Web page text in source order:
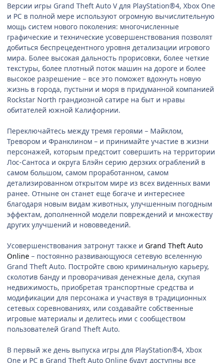
Версии игры Grand Theft Auto V для PlayStation®4, Xbox One
и PC в полной мере используют огромную вычислительную
мощь систем нового поколения: многочисленные
графические и технические усовершенствования позволят
добиться беспрецедентного уровня детализации игрового
мира. Более высокая дальность прорисовки, более четкие
текстуры, более плотный поток машин на дороге и более
высокое разрешение – все это поможет вдохнуть новую
жизнь в города, пустыни и моря в придуманной компанией
Rockstar North грандиозной сатире на быт и нравы
обитателей южной Калифорнии.
Переключайтесь между тремя героями – Майклом,
Тревором и Франклином – и принимайте участие в жизни
персонажей, которым предстоит совершить на территории
Лос-Сантоса и округа Блэйн серию дерзких ограблений в
самом большом, самом проработанном, самом
детализированном открытом мире из всех виденных вами
ранее. Отныне он станет еще богаче и интереснее
благодаря новым видам животных, улучшенным погодным
эффектам, дополненной модели повреждений и множеству
других улучшений и нововведений.
Усовершенствования затронут также и Grand Theft Auto
Online – постоянно развивающуюся сетевую вселенную
Grand Theft Auto. Постройте свою криминальную карьеру,
сколотив банду и проворачивая денежные дела, скупая
недвижимость, приобретая транспортные средства и
модификации для персонажа и участвуя в традиционных
сетевых соревнованиях, или создавайте собственные
игровые материалы и делитесь ими с сообществом
пользователей Grand Theft Auto.
В первый же день выпуска игры для PlayStation®4, Xbox
One и PC в Grand Theft Auto Online будут доступны все